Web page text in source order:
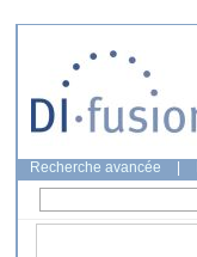
Recherche avancée